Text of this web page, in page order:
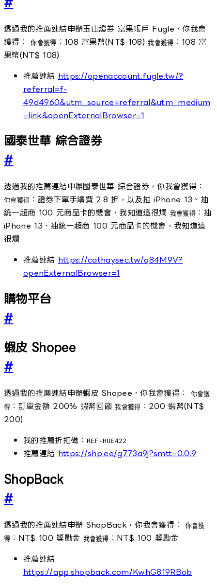
透過我的推薦連結申辦玉山證券 富果帳戶 Fugle，你我會
獲得：你會獲得 ：108 富果幣(NT$ 108)我會獲得 ：108 富
果幣(NT$ 108)
推薦連結 https://openaccount.fugle.tw/?
referral=f-
49d4960&utm_source=referral&utm_medium
=link&openExternalBrowser=1
國泰世華 綜合證券
#
透過我的推薦連結申辦國泰世華 綜合證券，你我會獲得：
你會獲得 ：證券下單手續費 2.8 折，以及抽 iPhone 13、抽
統一超商 100 元商品卡的機會，我知道這很爛 我會獲得：抽
iPhone 13、抽統一超商 100 元商品卡的機會，我知道這
很爛
推薦連結https://cathaysec.tw/q84M9V?
openExternalBrowser=1
購物平台
#
蝦皮 Shopee
#
透過我的推薦連結申辦蝦皮 Shopee，你我會獲得：
你會獲
得 ：訂單金額 200% 蝦幣回饋我會獲得 ：200 蝦幣(NT$
200)
我的推薦折扣碼： REF-HUE422
推薦連結https://shp.ee/g773a9j?smtt=0.0.9
ShopBack
#
透過我的推薦連結申辦 ShopBack，你我會獲得：
你會獲
得 ：NT$ 100 獎勵金 我會獲得 ：NT$ 100 獎勵金
推薦連結
https://app.shopback.com/KwhG819RBob